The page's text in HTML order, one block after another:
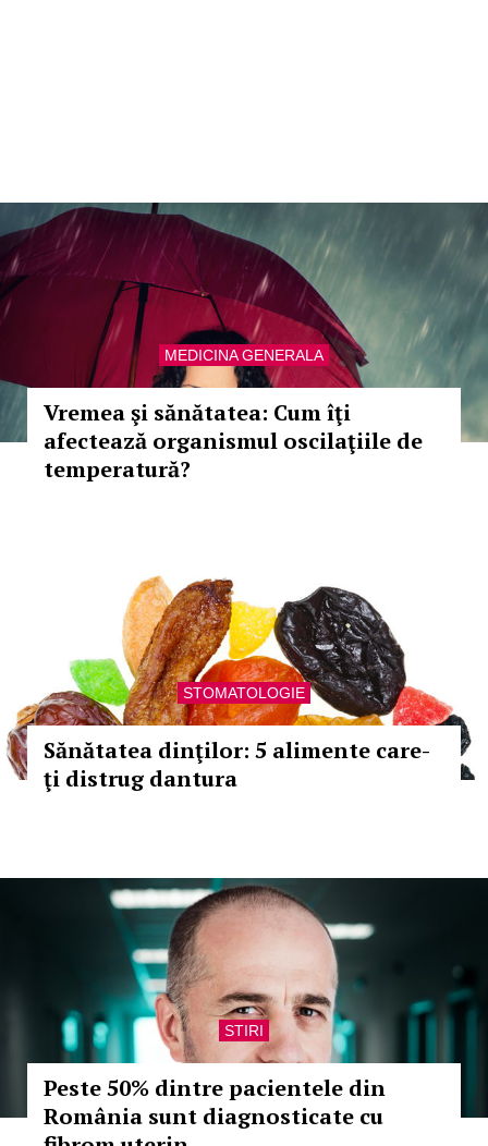
MEDICINA GENERALA
Vremea şi sănătatea: Cum îţi
afectează organismul oscilaţiile de
temperatură?
STOMATOLOGIE
Sănătatea dinţilor: 5 alimente care-
ţi distrug dantura
STIRI
Peste 50% dintre pacientele din
România sunt diagnosticate cu